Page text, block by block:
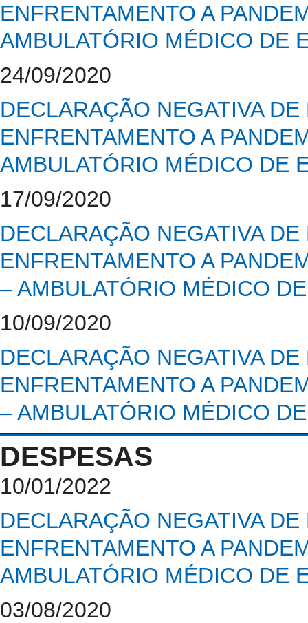
ENFRENTAMENTO A
AMBULATÓRIO MÉDICO DE
24/09/2020
DECLARAÇÃO NEGATIVA
ENFRENTAMENTO A
AMBULATÓRIO MÉDICO DE
17/09/2020
DECLARAÇÃO NEGATIVA
ENFRENTAMENTO A
– AMBULATÓRIO MÉDICO
10/09/2020
DECLARAÇÃO NEGATIVA
ENFRENTAMENTO A
– AMBULATÓRIO MÉDICO
DESPESAS
10/01/2022
DECLARAÇÃO NEGATIVA
ENFRENTAMENTO A
AMBULATÓRIO MÉDICO DE
03/08/2020